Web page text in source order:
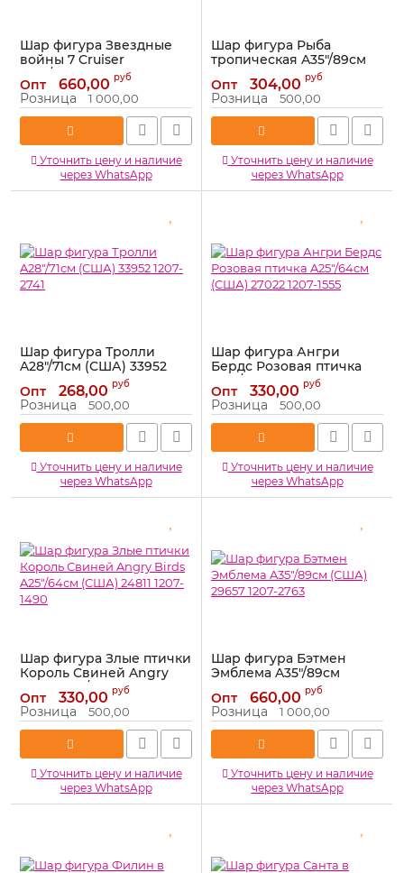
Шар фигура Звездные
войны 7 Cruiser
A43"/109см (США) 31622
1207-2053
Артикул: 1207-2053
Опт 660,00 руб
Розница 1 000,00
Уточнить цену и наличие
через WhatsApp
Шар фигура Рыба
тропическая A35"/89см
(США) 06185 1207-0085
Артикул: 1207-0085
Опт 304,00 руб
Розница 500,00
Уточнить цену и наличие
через WhatsApp
Шар фигура Тролли
A28"/71см (США) 33952
Артикул: 1207-2741
Опт 268,00 руб
Розница 500,00
Уточнить цену и наличие
через WhatsApp
Шар фигура Ангри
Бердс Розовая птичка
A25"/64см (США) 27022
1207-1555
Артикул: 1207-1555
Опт 330,00 руб
Розница 500,00
Уточнить цену и наличие
через WhatsApp
Шар фигура Злые птички
Король Свиней Angry
Birds A25"/64см (США)
24811 1207-1490
Артикул: 1207-1490
Опт 330,00 руб
Розница 500,00
Уточнить цену и наличие
через WhatsApp
Шар фигура Бэтмен
Эмблема A35"/89см
(США) 29657 1207-2763
Артикул: 1207-2763
Опт 660,00 руб
Розница 1 000,00
Уточнить цену и наличие
через WhatsApp